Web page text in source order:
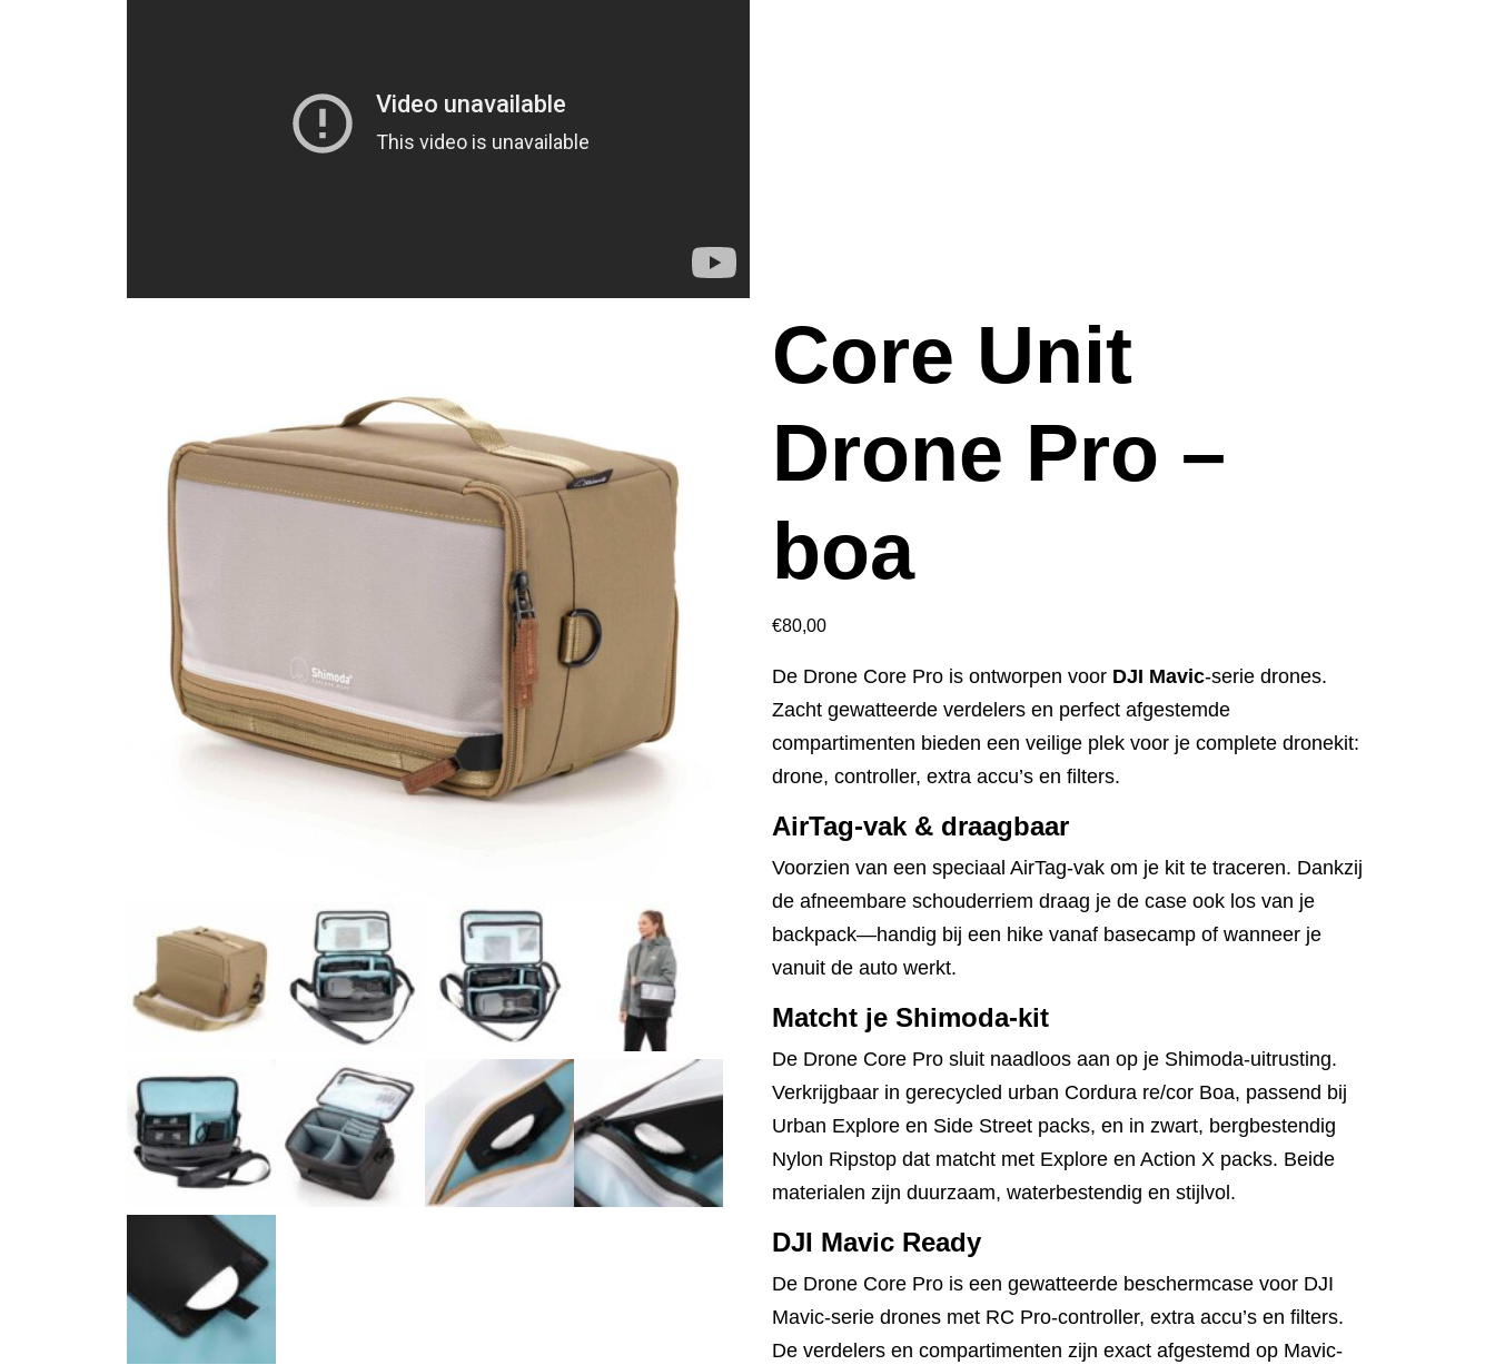
Core Unit
Drone Pro –
boa
€80,00
De Drone Core Pro is ontworpen voor DJI Mavic-serie drones.
Zacht gewatteerde verdelers en perfect afgestemde
compartimenten bieden een veilige plek voor je complete dronekit:
drone, controller, extra accu’s en filters.
AirTag-vak & draagbaar
Voorzien van een speciaal AirTag-vak om je kit te traceren. Dankzij
de afneembare schouderriem draag je de case ook los van je
backpack—handig bij een hike vanaf basecamp of wanneer je
vanuit de auto werkt.
Matcht je Shimoda-kit
De Drone Core Pro sluit naadloos aan op je Shimoda-uitrusting.
Verkrijgbaar in gerecycled urban Cordura re/cor Boa, passend bij
Urban Explore en Side Street packs, en in zwart, bergbestendig
Nylon Ripstop dat matcht met Explore en Action X packs. Beide
materialen zijn duurzaam, waterbestendig en stijlvol.
DJI Mavic Ready
De Drone Core Pro is een gewatteerde beschermcase voor DJI
Mavic-serie drones met RC Pro-controller, extra accu’s en filters.
De verdelers en compartimenten zijn exact afgestemd op Mavic-